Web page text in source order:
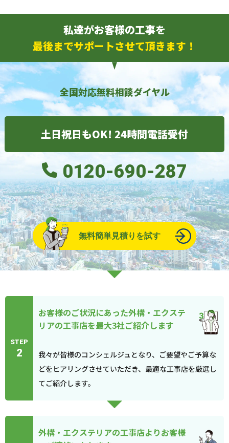
私達がお客様の工事を
最後までサポートさせて頂きます！
全国対応無料相談ダイヤル
土日祝日もOK! 24時間電話受付
0120-690-287
無料簡単見積りを試す
STEP
2
お客様のご状況にあった外構・エクステ
リアの工事店を最大3社ご紹介します
我々が皆様のコンシェルジュとなり、ご要望やご予算な
どをヒアリングさせていただき、最適な工事店を厳選し
てご紹介します。
外構・エクステリアの工事店よりお客様